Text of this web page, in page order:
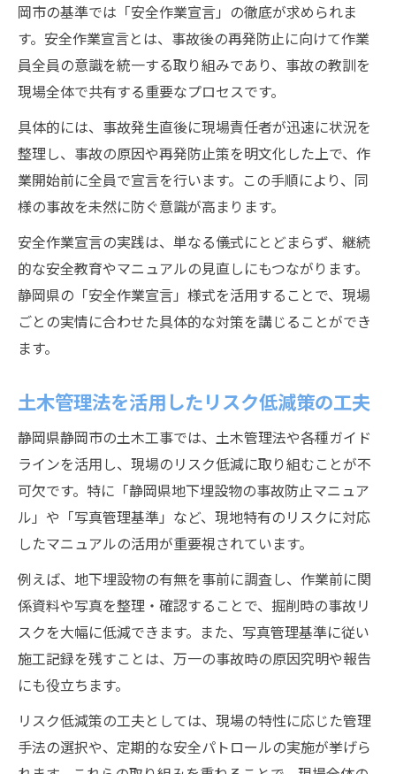
岡市の基準では「安全作業宣言」の徹底が求められま
す。安全作業宣言とは、事故後の再発防止に向けて作業
員全員の意識を統一する取り組みであり、事故の教訓を
現場全体で共有する重要なプロセスです。
具体的には、事故発生直後に現場責任者が迅速に状況を
整理し、事故の原因や再発防止策を明文化した上で、作
業開始前に全員で宣言を行います。この手順により、同
様の事故を未然に防ぐ意識が高まります。
安全作業宣言の実践は、単なる儀式にとどまらず、継続
的な安全教育やマニュアルの見直しにもつながります。
静岡県の「安全作業宣言」様式を活用することで、現場
ごとの実情に合わせた具体的な対策を講じることができ
ます。
土木管理法を活用したリスク低減策の工夫
静岡県静岡市の土木工事では、土木管理法や各種ガイド
ラインを活用し、現場のリスク低減に取り組むことが不
可欠です。特に「静岡県地下埋設物の事故防止マニュア
ル」や「写真管理基準」など、現地特有のリスクに対応
したマニュアルの活用が重要視されています。
例えば、地下埋設物の有無を事前に調査し、作業前に関
係資料や写真を整理・確認することで、掘削時の事故リ
スクを大幅に低減できます。また、写真管理基準に従い
施工記録を残すことは、万一の事故時の原因究明や報告
にも役立ちます。
リスク低減策の工夫としては、現場の特性に応じた管理
手法の選択や、定期的な安全パトロールの実施が挙げら